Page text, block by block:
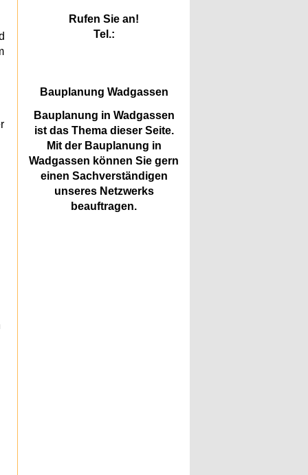
Rufen Sie an!
Tel.:
Bauplanung Wadgassen
Bauplanung in Wadgassen
ist das Thema dieser Seite.
Mit der Bauplanung in
Wadgassen können Sie gern
einen Sachverständigen
unseres Netzwerks
beauftragen.